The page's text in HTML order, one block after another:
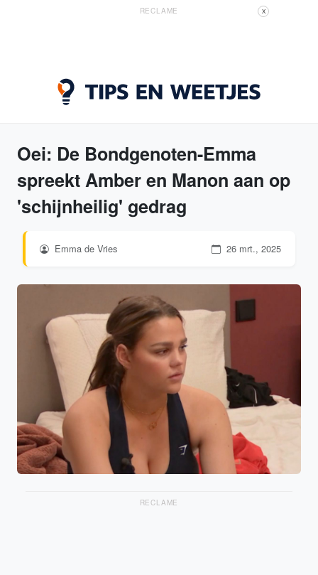
RECLAME X
Oei: De Bondgenoten-Emma
spreekt Amber en Manon aan op
'schijnheilig' gedrag
Emma de Vries 26 mrt., 2025
RECLAME